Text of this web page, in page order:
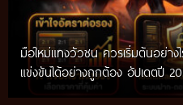
มือใหม่แทงวัวชน ควรเริ่มต้นอย่างไ
แข่งขันได้อย่างถูกต้อง อัปเดตปี